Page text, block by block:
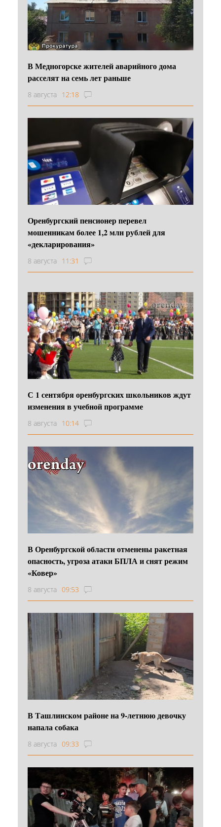
В Медногорске жителей аварийного дома
расселят на семь лет раньше
8 августа 12:18
Оренбургский пенсионер перевел
мошенникам более 1,2 млн рублей для
«декларирования»
8 августа 11:31
С 1 сентября оренбургских школьников ждут
изменения в учебной программе
8 августа 10:14
В Оренбургской области отменены ракетная
опасность, угроза атаки БПЛА и снят режим
«Ковер»
8 августа 09:53
В Ташлинском районе на 9-летнюю девочку
напала собака
8 августа 09:33